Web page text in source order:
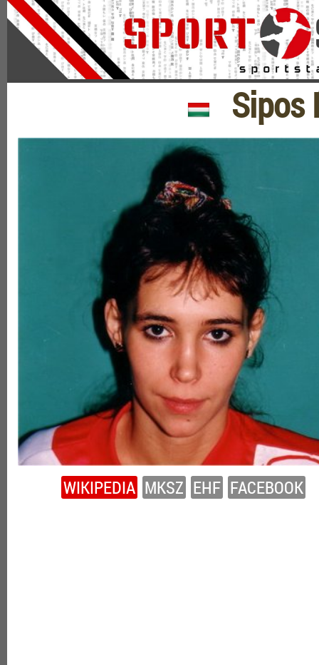
Sipos
WIKIPEDIA MKSZ EHF FACEBOOK